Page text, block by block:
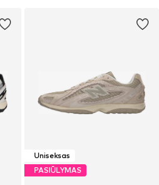
Uniseksas
PASIŪLYMAS